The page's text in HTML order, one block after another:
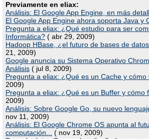
Previamente en eliax:
Análisis: El Google App Engine, en más
El Google App Engine ahora soporta Java y
Pregunta a eliax: ¿Qué estudio para ser
Informática? ( abr 29, 2009)
Hadoop HBase, ¿el futuro de bases de
21, 2009)
Google anuncia su Sistema Operativo
Análisis ( jul 8, 2009)
Pregunta a eliax: ¿Qué es un Cache y cómo
2009)
Pregunta a eliax: ¿Qué es un Buffer y cómo
2009)
Análisis: Sobre Google Go, su nuevo
nov 11, 2009)
Análisis: El Google Chrome OS apunta al
computación...
( nov 19, 2009)